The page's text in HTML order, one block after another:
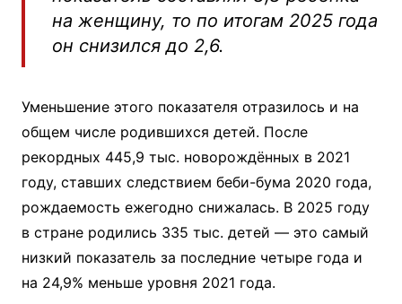
на женщину, то по итогам 2025 года
он снизился до 2,6.
Уменьшение этого показателя отразилось и на
общем числе родившихся детей. После
рекордных 445,9 тыс. новорождённых в 2021
году, ставших следствием беби-бума 2020 года,
рождаемость ежегодно снижалась. В 2025 году
в стране родились 335 тыс. детей — это самый
низкий показатель за последние четыре года и
на 24,9% меньше уровня 2021 года.